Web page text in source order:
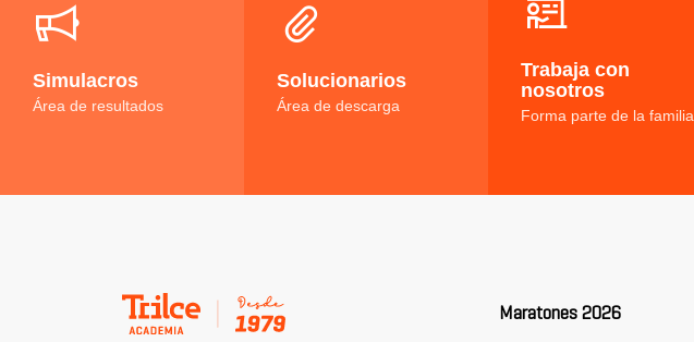
Simulacros
Área de resultados
Solucionarios
Área de descarga
Trabaja con
nosotros
Forma parte de la familia
Maratones 2026